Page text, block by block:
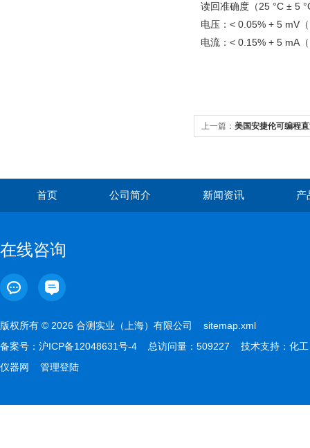
读回准确度（25 °C ± 5
电压：< 0.05% + 5 mV
电流：< 0.15% + 5 mA
上一篇： 美国安捷伦可编程
首页 公司简介 新闻资讯 产
在线咨询
版权所有 © 2026 合测实业（上海）有限公司 sitemap.xml
备案号： 沪ICP备12048631号-4 总访问量：509227 技术支持： 化工
仪器网
管理登陆